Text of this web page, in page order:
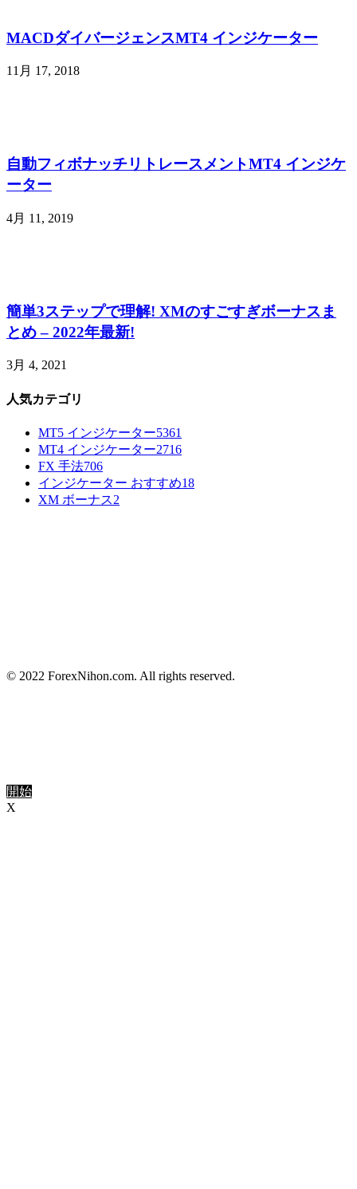
MACDダイバージェンスMT4 インジケーター
11月 17, 2018
自動フィボナッチリトレースメントMT4 インジケ
ーター
4月 11, 2019
簡単3ステップで理解! XMのすごすぎボーナスま
とめ – 2022年最新!
3月 4, 2021
人気カテゴリ
MT5 インジケーター5361
MT4 インジケーター2716
FX 手法706
インジケーター おすすめ18
XM ボーナス2
© 2022 ForexNihon.com. All rights reserved.
開始
X